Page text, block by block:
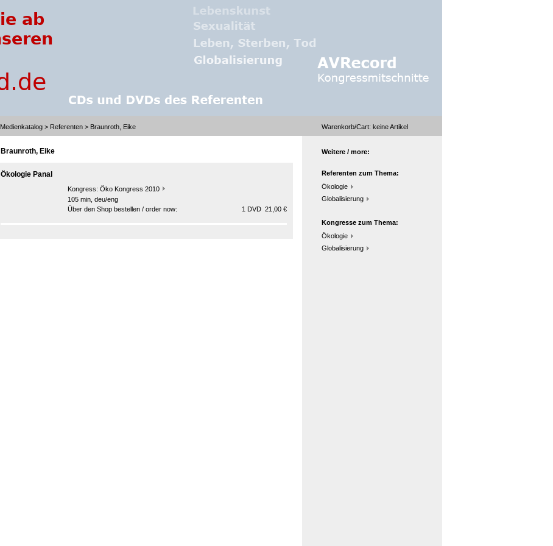
Medienkatalog > Referenten > Braunroth, Eike Warenkorb/Cart: keineArtikel
Braunroth, Eike
Ökologie Panal
Kongress: Öko Kongress 2010
105 min, deu/eng
Über den Shop bestellen / order now:
1 DVD 21,00 €
Weitere / more:
Referenten zum Thema:
Ökologie
Globalisierung
Kongresse zum Thema:
Ökologie
Globalisierung